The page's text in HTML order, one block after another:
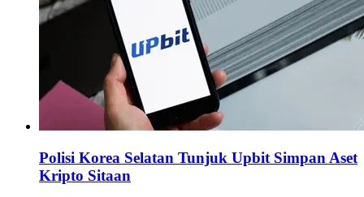
Polisi Korea Selatan Tunjuk Upbit Simpan Aset
Kripto Sitaan